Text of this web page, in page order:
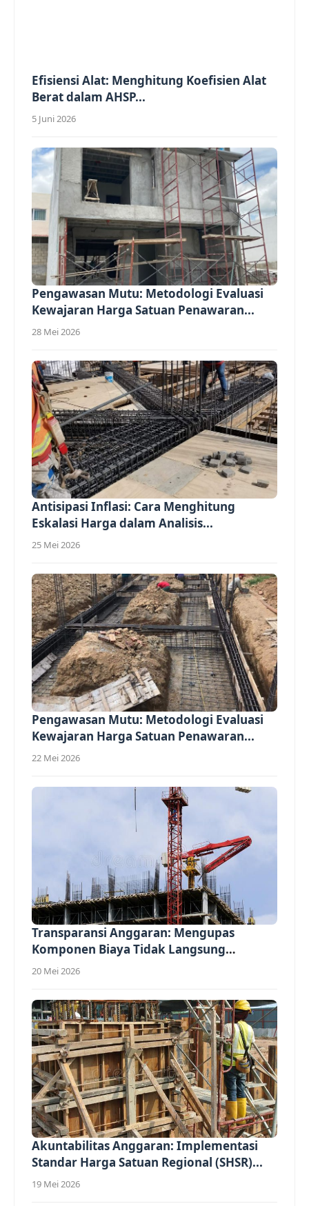
Efisiensi Alat: Menghitung Koefisien Alat
Berat dalam AHSP...
5 Juni 2026
Pengawasan Mutu: Metodologi Evaluasi
Kewajaran Harga Satuan Penawaran...
28 Mei 2026
Antisipasi Inflasi: Cara Menghitung
Eskalasi Harga dalam Analisis...
25 Mei 2026
Pengawasan Mutu: Metodologi Evaluasi
Kewajaran Harga Satuan Penawaran...
22 Mei 2026
Transparansi Anggaran: Mengupas
Komponen Biaya Tidak Langsung
(Overhead)...
20 Mei 2026
Akuntabilitas Anggaran: Implementasi
Standar Harga Satuan Regional (SHSR)...
19 Mei 2026